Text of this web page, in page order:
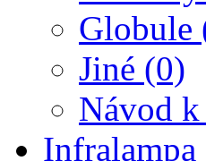
Globule
Jiné (0)
Návod
Infralampa